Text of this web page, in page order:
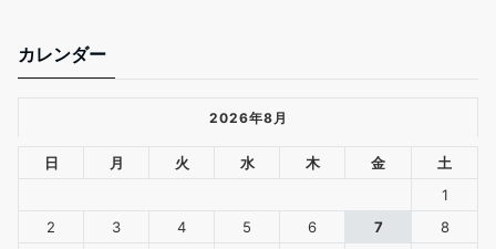
カレンダー
2026年8月
日 月 火 水 木 金
土
1
2
3 4 5 6 7 8